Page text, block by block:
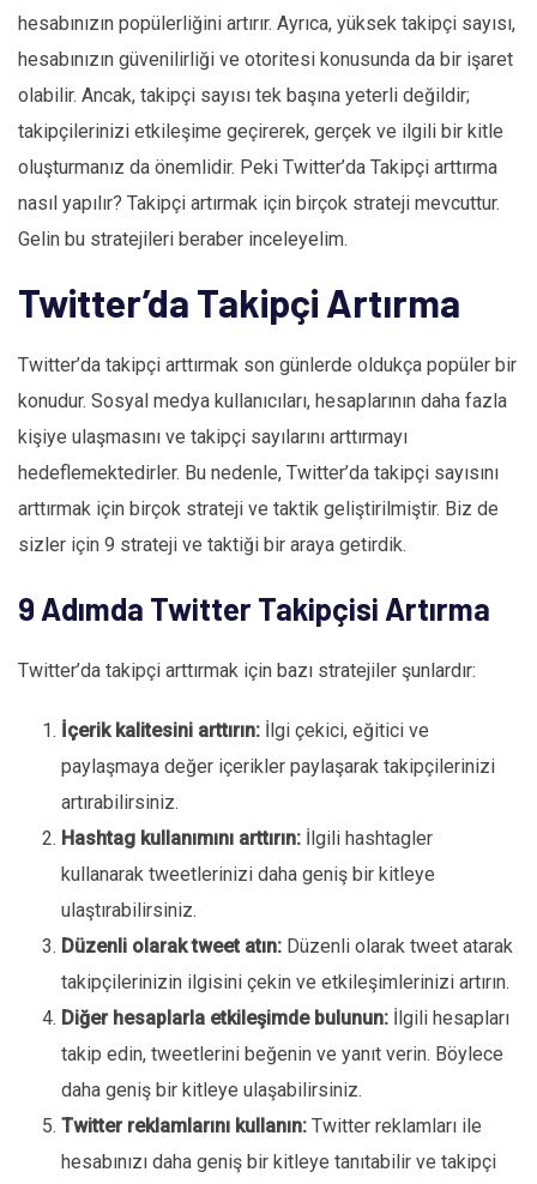
hesabınızın popülerliğini artırır. Ayrıca, yüksek takipçi sayısı,
hesabınızın güvenilirliği ve otoritesi konusunda da bir işaret
olabilir. Ancak, takipçi sayısı tek başına yeterli değildir;
takipçilerinizi etkileşime geçirerek, gerçek ve ilgili bir kitle
oluşturmanız da önemlidir. Peki Twitter’da Takipçi arttırma
nasıl yapılır? Takipçi artırmak için birçok strateji mevcuttur.
Gelin bu stratejileri beraber inceleyelim.
Twitter’da Takipçi Artırma
Twitter’da takipçi arttırmak son günlerde oldukça popüler bir
konudur. Sosyal medya kullanıcıları, hesaplarının daha fazla
kişiye ulaşmasını ve takipçi sayılarını arttırmayı
hedeflemektedirler. Bu nedenle, Twitter’da takipçi sayısını
arttırmak için birçok strateji ve taktik geliştirilmiştir. Biz de
sizler için 9 strateji ve taktiği bir araya getirdik.
9 Adımda Twitter Takipçisi Artırma
Twitter’da takipçi arttırmak için bazı stratejiler şunlardır:
İçerik kalitesini arttırın: İlgi çekici, eğitici ve
paylaşmaya değer içerikler paylaşarak takipçilerinizi
artırabilirsiniz.
Hashtag kullanımını arttırın: İlgili hashtagler
kullanarak tweetlerinizi daha geniş bir kitleye
ulaştırabilirsiniz.
Düzenli olarak tweet atın: Düzenli olarak tweet atarak
takipçilerinizin ilgisini çekin ve etkileşimlerinizi artırın.
Diğer hesaplarla etkileşimde bulunun: İlgili hesapları
takip edin, tweetlerini beğenin ve yanıt verin. Böylece
daha geniş bir kitleye ulaşabilirsiniz.
Twitter reklamlarını kullanın: Twitter reklamları ile
hesabınızı daha geniş bir kitleye tanıtabilir ve takipçi